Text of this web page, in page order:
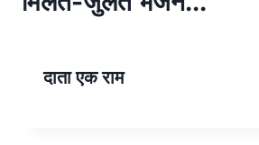
दाता एक राम